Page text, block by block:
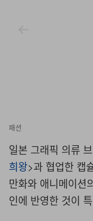
패션
일본 그래픽 의류
희왕>과 협업한 캡
만화와 애니메이션
인에 반영한 것이